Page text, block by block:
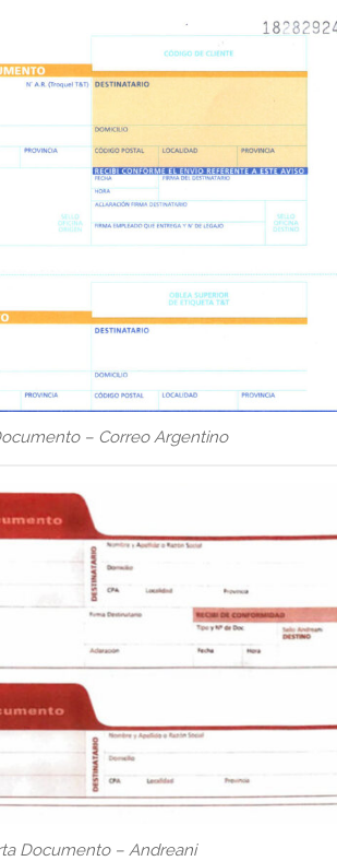
– Correo Argentino
Documento – Andreani